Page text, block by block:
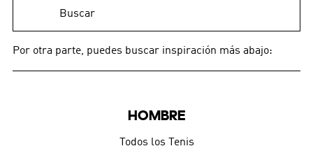
Por otra parte, puedes buscar inspiración más abajo:
HOMBRE
Todos los Tenis